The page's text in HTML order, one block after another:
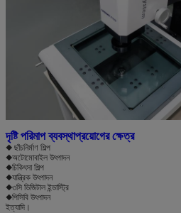
দৃষ্টি পরিমাপ ব্যবস্থাপ্রয়োগের ক্ষেত্র
◆ ছাঁচনির্মাণ শিল্প
◆অটোমোবাইল উৎপাদন
◆চিকিৎসা শিল্প
◆যান্ত্রিক উৎপাদন
◆৩সি ডিজিটাল ইন্ডাস্ট্রি
◆পিসিবি উৎপাদন
ইত্যাদি।